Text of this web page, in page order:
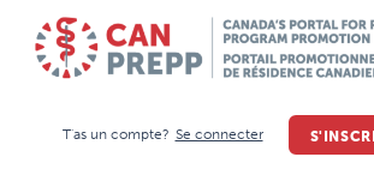
T'as un compte? Se connecter